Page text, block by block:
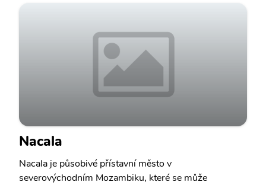
Nacala
Nacala je působivé přístavní město v
severovýchodním Mozambiku, které se může